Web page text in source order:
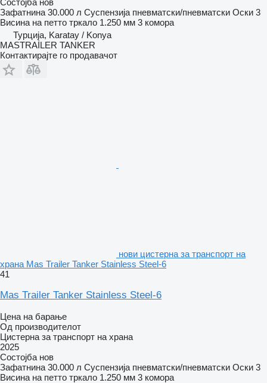
Зафатнина 30.000 л Суспензија пневматски/пневматски Оски 3
Висина на петто тркало 1.250 мм 3 комора
Турција, Karatay / Konya
MASTRAİLER TANKER
Контактирајте го продавачот
нови цистерна за транспорт на
храна Mas Trailer Tanker Stainless Steel-6
41
Mas Trailer Tanker Stainless Steel-6
Цена на барање
Од производителот
Цистерна за транспорт на храна
2025
Состојба нов
Зафатнина 30.000 л Суспензија пневматски/пневматски Оски 3
Висина на петто тркало 1.250 мм 3 комора